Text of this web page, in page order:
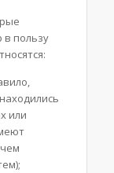
в пользу
или